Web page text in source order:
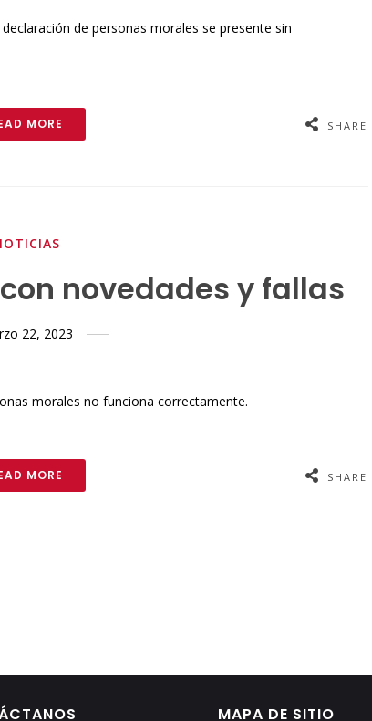
de personas morales se presente sin
MORE SHARE
novedades y fallas
22, 2023
morales no funciona correctamente.
MORE SHARE
MAPA DE SITIO